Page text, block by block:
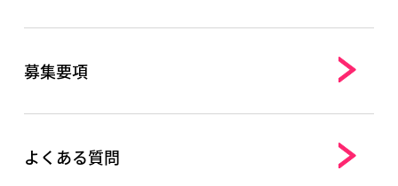
募集要項
よくある質問